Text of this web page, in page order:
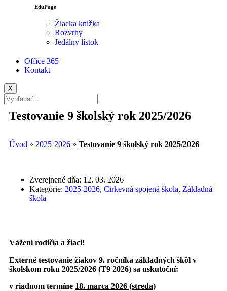
EduPage
Žiacka knižka
Rozvrhy
Jedálny lístok
Office 365
Kontakt
X
Testovanie 9 školský rok 2025/2026
Úvod » 2025-2026 » Testovanie 9 školský rok 2025/2026
Zverejnené dňa: 12. 03. 2026
Kategórie: 2025-2026, Cirkevná spojená škola, Základná
škola
Vážení rodičia a žiaci!
Externé testovanie žiakov 9. ročníka základných škôl v
školskom roku 2025/2026 (T9 2026) sa uskutoční:
v riadnom termíne 18. marca 2026 (streda)